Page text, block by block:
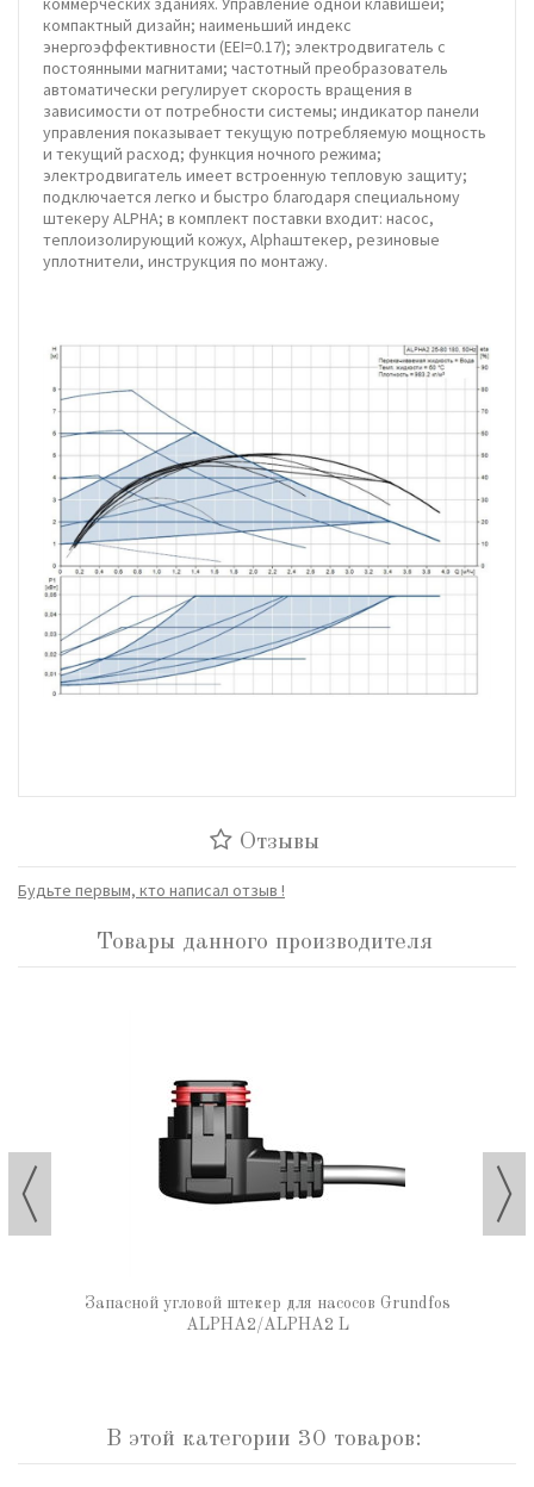
компактный дизайн; наименьший индекс
энергоэффективности (EEI=0.17); электродвигатель с
постоянными магнитами; частотный преобразователь
автоматически регулирует скорость вращения в
зависимости от потребности системы; индикатор панели
управления показывает текущую потребляемую мощность
и текущий расход; функция ночного режима;
электродвигатель имеет встроенную тепловую защиту;
подключается легко и быстро благодаря специальному
штекеру ALPHA; в комплект поставки входит: насос,
теплоизолирующий кожух, Alphaштекер, резиновые
уплотнители, инструкция по монтажу.
Отзывы
Будьте первым, кто написал отзыв !
Товары данного производителя
Запасной угловой штекер для насосов Grundfos
ALPHA2/ALPHA2 L
В этой категории 30 товаров: